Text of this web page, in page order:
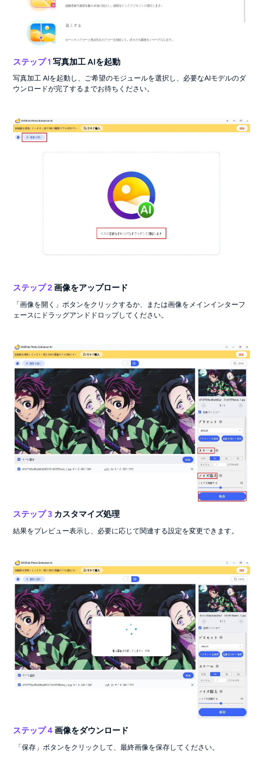
ステップ 1 写真加工 AIを起動
写真加工 AIを起動し、ご希望のモジュールを選択し、必要なAIモデルのダ
ウンロードが完了するまでお待ちください。
ステップ 2画像をアップロード
「画像を開く」ボタンをクリックするか、または画像をメインインターフ
ェースにドラッグアンドドロップしてください。
ステップ 3 カスタマイズ処理
結果をプレビュー表示し、必要に応じて関連する設定を変更できます。
ステップ 4画像をダウンロード
「保存」ボタンをクリックして、最終画像を保存してください。